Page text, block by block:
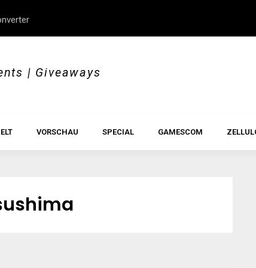
Beyond Borders
| Giveaways
VORSCHAU SPECIAL GAMESCOM